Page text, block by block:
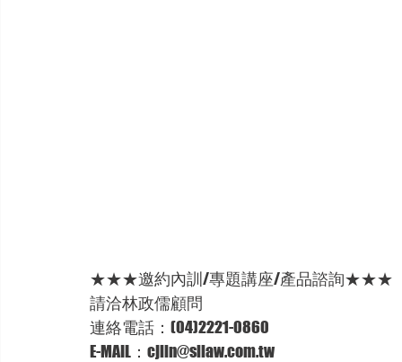
★★★邀約內訓/專題講座/產品諮詢★★★
請洽林政儒顧問
連絡電話：(04)2221-0860
E-MAIL：cjlin@sllaw.com.tw